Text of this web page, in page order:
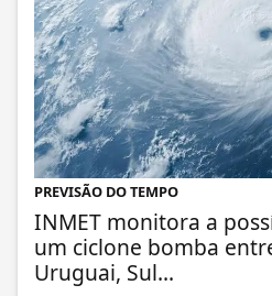
PREVISÃO DO TEMPO
INMET monitora a
um ciclone bomba
Uruguai, Sul...